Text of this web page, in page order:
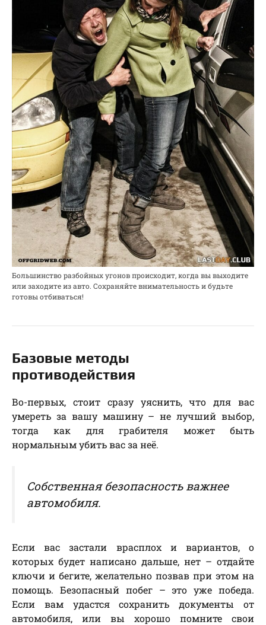
Большинство разбойных угонов происходит, когда вы выходите
или заходите из авто. Сохраняйте внимательность и будьте
готовы отбиваться!
Базовые методы
противодействия
Во-первых, стоит сразу уяснить, что для вас
умереть за вашу машину – не лучший выбор,
тогда как для грабителя может быть
нормальным убить вас за неё.
Собственная безопасность важнее
автомобиля.
Если вас застали врасплох и вариантов, о
которых будет написано дальше, нет – отдайте
ключи и бегите, желательно позвав при этом на
помощь. Безопасный побег – это уже победа.
Если вам удастся сохранить документы от
автомобиля, или вы хорошо помните свои